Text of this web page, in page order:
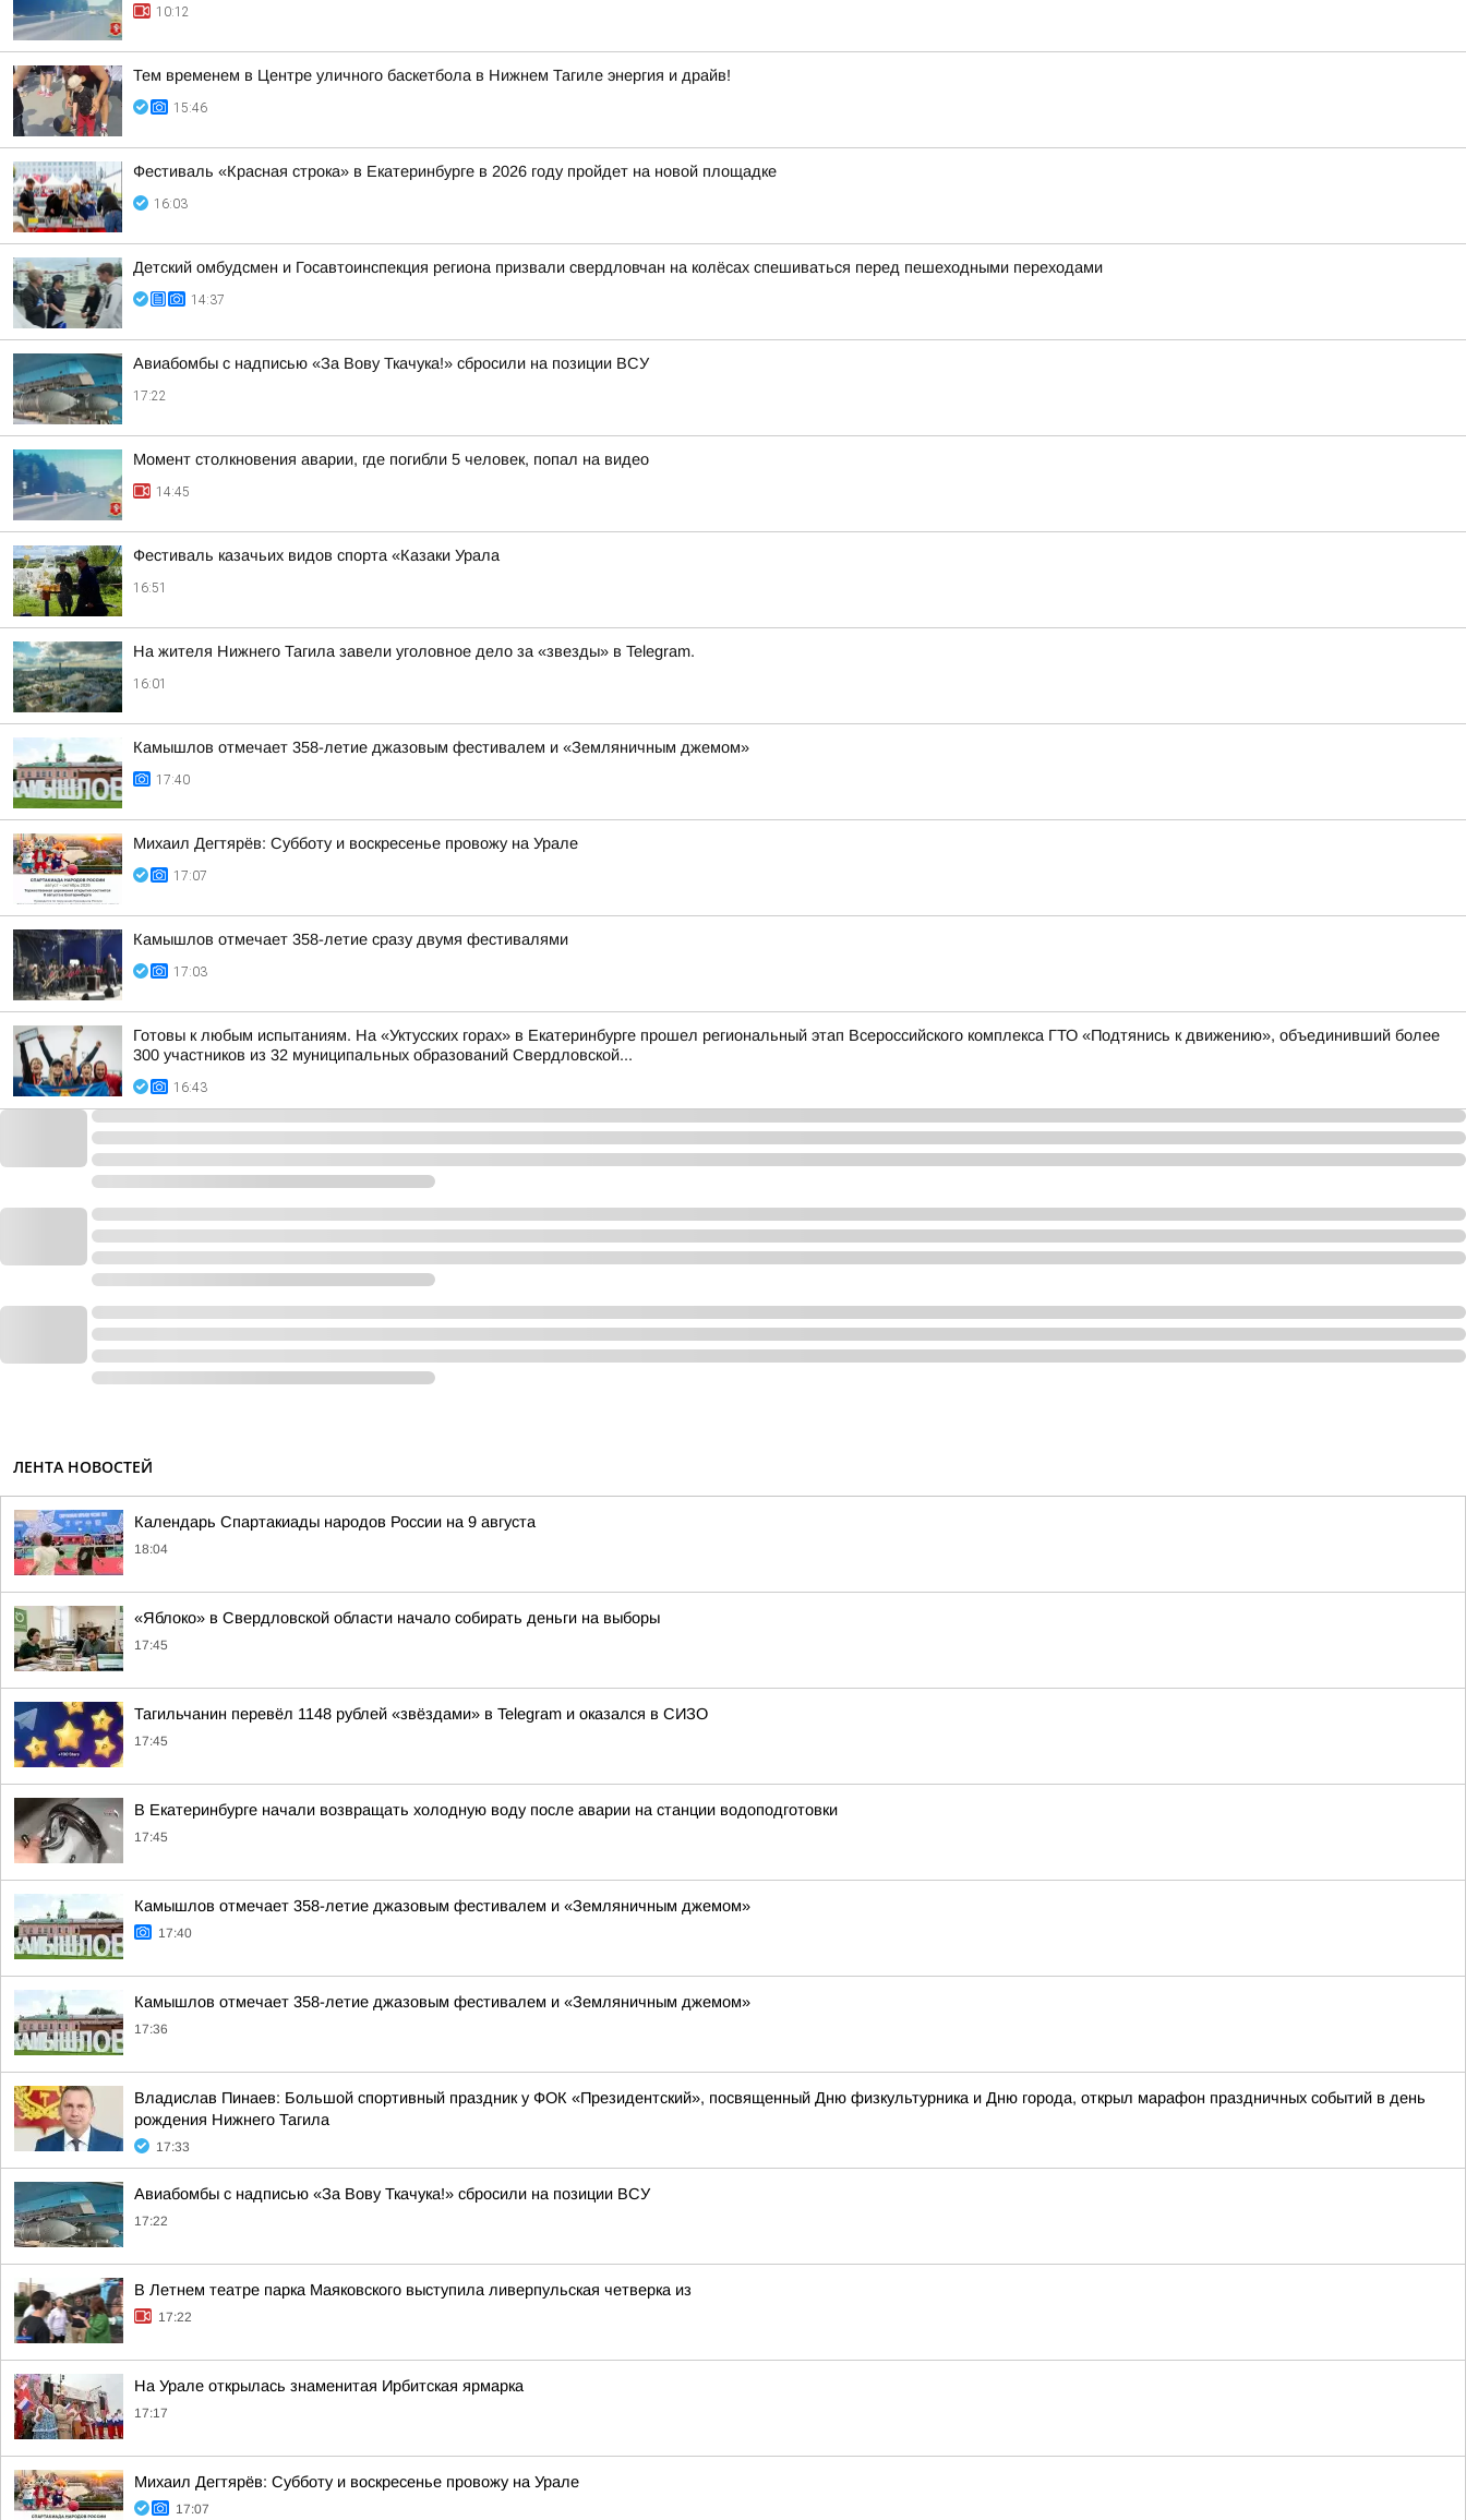
10:12
Тем временем в Центре уличного баскетбола в Нижнем Тагиле энергия и драйв!
15:46
Фестиваль «Красная строка» в Екатеринбурге в 2026 году пройдет на новой площадке
16:03
Детский омбудсмен и Госавтоинспекция региона призвали свердловчан на колёсах спешиваться перед пешеходными переходами
14:37
Авиабомбы с надписью «За Вову Ткачука!» сбросили на позиции ВСУ
17:22
Момент столкновения аварии, где погибли 5 человек, попал на видео
14:45
Фестиваль казачьих видов спорта «Казаки Урала
16:51
На жителя Нижнего Тагила завели уголовное дело за «звезды» в Telegram.
16:01
Камышлов отмечает 358-летие джазовым фестивалем и «Земляничным джемом»
17:40
Михаил Дегтярёв: Субботу и воскресенье провожу на Урале
17:07
Камышлов отмечает 358-летие сразу двумя фестивалями
17:03
Готовы к любым испытаниям. На «Уктусских горах» в Екатеринбурге прошел региональный этап Всероссийского комплекса ГТО «Подтянись к движению», объединивший более
300 участников из 32 муниципальных образований Свердловской...
16:43
ЛЕНТА НОВОСТЕЙ
Календарь Спартакиады народов России на 9 августа
18:04
«Яблоко» в Свердловской области начало собирать деньги на выборы
17:45
Тагильчанин перевёл 1148 рублей «звёздами» в Telegram и оказался в СИЗО
17:45
В Екатеринбурге начали возвращать холодную воду после аварии на станции водоподготовки
17:45
Камышлов отмечает 358-летие джазовым фестивалем и «Земляничным джемом»
17:40
Камышлов отмечает 358-летие джазовым фестивалем и «Земляничным джемом»
17:36
Владислав Пинаев: Большой спортивный праздник у ФОК «Президентский», посвященный Дню физкультурника и Дню города, открыл марафон праздничных событий в день
рождения Нижнего Тагила
17:33
Авиабомбы с надписью «За Вову Ткачука!» сбросили на позиции ВСУ
17:22
В Летнем театре парка Маяковского выступила ливерпульская четверка из
17:22
На Урале открылась знаменитая Ирбитская ярмарка
17:17
Михаил Дегтярёв: Субботу и воскресенье провожу на Урале
17:07